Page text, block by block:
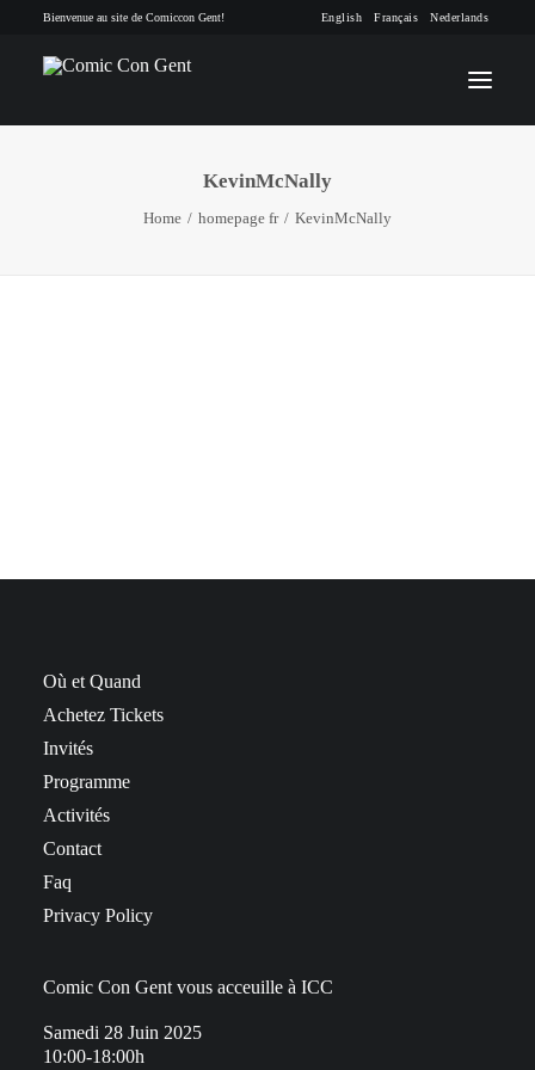
Bienvenue au site de Comiccon Gent! English Français Nederlands
INFO
KevinMcNally
Home homepage fr KevinMcNally
Où et Quand
Achetez Tickets
Invités
Programme
Activités
Contact
Faq
Privacy Policy
Comic Con Gent vous acceuille à ICC
Samedi 28 Juin 2025
10:00-18:00h